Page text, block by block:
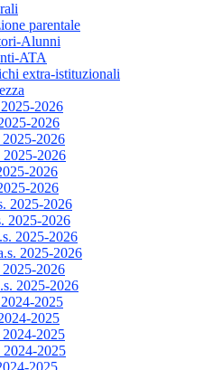
parentale
Alunni
ATA
extra-istituzionali
2026
2026
2026
2025-2026
2026
2026
2025-2026
2025-2026
2025-2026
2025-2026
2025-2026
2025-2026
2025
2025
2025
2024-2025